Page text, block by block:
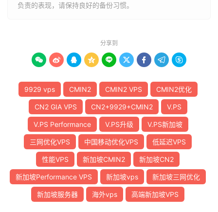
负责的表现，请保持良好的备份习惯。
分享到
        
9929 vps CMIN2 CMIN2 VPS CMIN2优化
CN2 GIA VPS CN2+9929+CMIN2 V.PS
V.PS Performance V.PS升级 V.PS新加坡
三网优化VPS 中国移动优化VPS 低延迟VPS
性能VPS 新加坡CMIN2 新加坡CN2
新加坡Performance VPS 新加坡vps 新加坡三网优化
新加坡服务器 海外vps 高端新加坡VPS